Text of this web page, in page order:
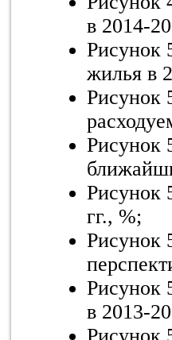
в 2014-
Рисунок
жилья в
Рисунок
Рисунок
Рисунок
гг., %;
Рисунок
Рисунок
в 2013-